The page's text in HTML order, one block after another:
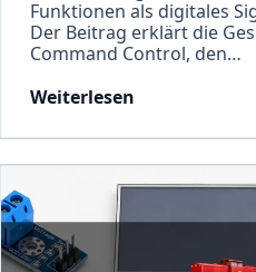
Funktionen als digitales
Der Beitrag erklärt die
Command Control, den…
Weiterlesen